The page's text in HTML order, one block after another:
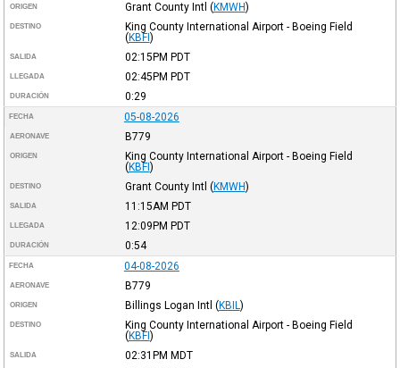
ORIGEN Grant County Intl (KMWH)
DESTINO
King County International Airport - Boeing Field
(KBFI)
SALIDA 02:15PM PDT
LLEGADA 02:45PM PDT
DURACIÓN 0:29
FECHA 05-08-2026
AERONAVE B779
ORIGEN
King County International Airport - Boeing Field
(KBFI )
DESTINO Grant County Intl (KMWH)
SALIDA 11:15AM PDT
LLEGADA 12:09PM PDT
DURACIÓN 0:54
FECHA 04-08-2026
AERONAVE B779
ORIGEN Billings Logan Intl (KBIL)
DESTINO
King County International Airport - Boeing Field
(KBFI)
SALIDA 02:31PM MDT